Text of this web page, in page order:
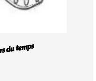
du temps